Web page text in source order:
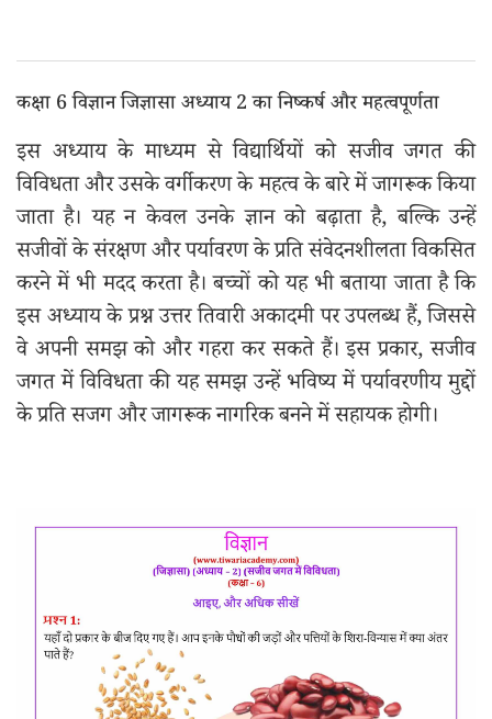
कक्षा 6 विज्ञान जिज्ञासा अध्याय 2 का निष्कर्ष और महत्वपूर्णता
इस अध्याय के माध्यम से विद्यार्थियों को सजीव जगत की
विविधता और उसके वर्गीकरण के महत्व के बारे में जागरूक किया
जाता है। यह न केवल उनके ज्ञान को बढ़ाता है, बल्कि उन्हें
सजीवों के संरक्षण और पर्यावरण के प्रति संवेदनशीलता विकसित
करने में भी मदद करता है। बच्चों को यह भी बताया जाता है कि
इस अध्याय के प्रश्न उत्तर तिवारी अकादमी पर उपलब्ध हैं, जिससे
वे अपनी समझ को और गहरा कर सकते हैं। इस प्रकार, सजीव
जगत में विविधता की यह समझ उन्हें भविष्य में पर्यावरणीय मुद्दों
के प्रति सजग और जागरूक नागरिक बनने में सहायक होगी।